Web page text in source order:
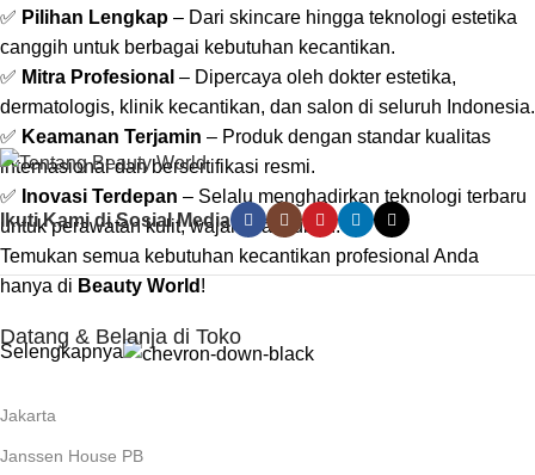
✅ Pilihan Lengkap – Dari skincare hingga teknologi estetika
canggih untuk berbagai kebutuhan kecantikan.
✅ Mitra Profesional – Dipercaya oleh dokter estetika,
dermatologis, klinik kecantikan, dan salon di seluruh Indonesia.
✅ Keamanan Terjamin – Produk dengan standar kualitas
internasional dan bersertifikasi resmi.
✅ Inovasi Terdepan – Selalu menghadirkan teknologi terbaru
untuk perawatan kulit, wajah, dan tubuh.
Temukan semua kebutuhan kecantikan profesional Anda
hanya di Beauty World !
Selengkapnya
Ikuti Kami di Sosial Media
Datang & Belanja di Toko
Jakarta
Janssen House PB